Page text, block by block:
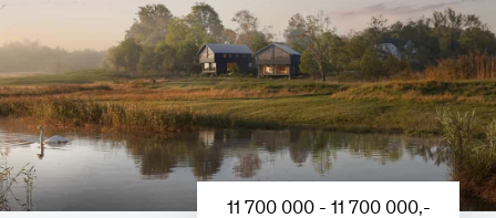
11 700 000 - 11 700 000,-